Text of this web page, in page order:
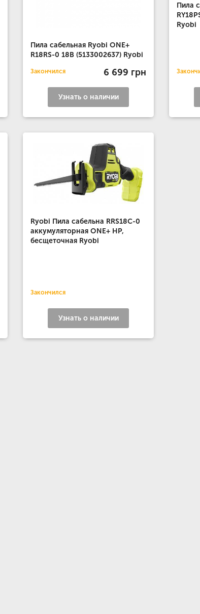
Пила сабельная Ryobi ONE+
R18RS-0 18В (5133002637) Ryobi
Закончился 6 699 грн
Узнать о наличии
Пила
Ryobi
Ryobi Пила сабельна RRS18C-0
аккумуляторная ONE+ НР,
бесщеточная Ryobi
Закончился
Узнать о наличии